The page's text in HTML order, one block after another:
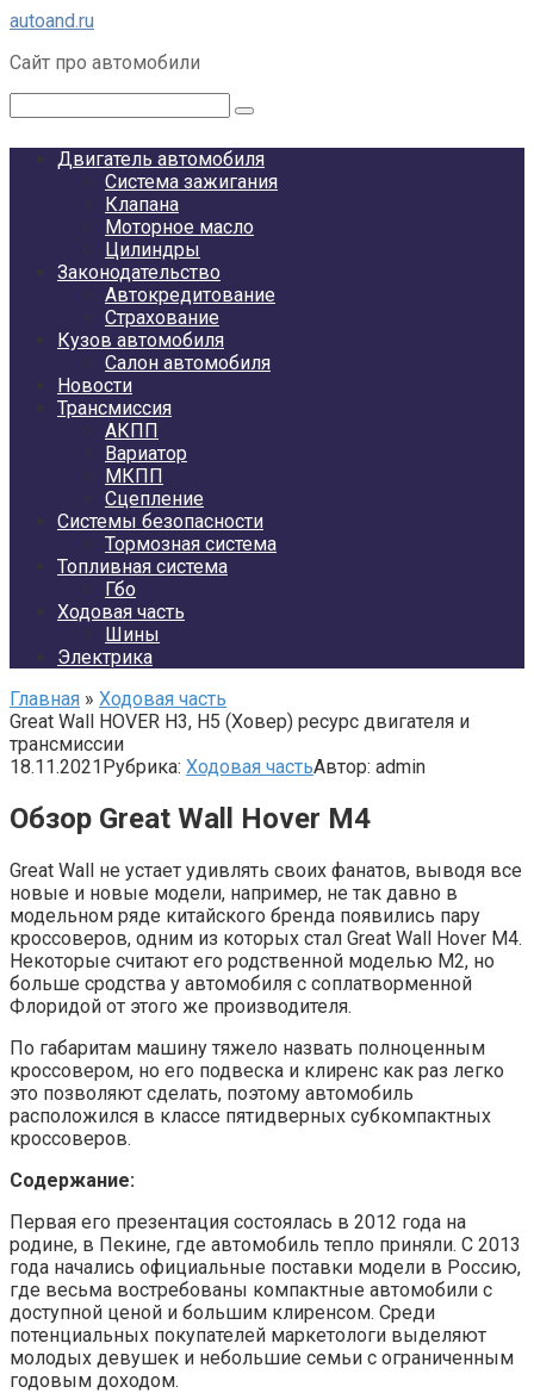
Перейти
контенту
autoand.ru
Сайт про автомобили
Двигатель автомобиля
Система зажигания
Клапана
Моторное масло
Цилиндры
Законодательство
Автокредитование
Страхование
Кузов автомобиля
Салон автомобиля
Новости
Трансмиссия
АКПП
Вариатор
МКПП
Сцепление
Системы безопасности
Тормозная система
Топливная система
Гбо
Ходовая часть
Шины
Электрика
Главная » Ходовая часть
Great Wall HOVER H3, H5 (Ховер) ресурс двигателя и
трансмиссии
18.11.2021Рубрика: Ходовая частьАвтор: admin
Обзор Great Wall Hover M4
Great Wall не устает удивлять своих фанатов, выводя все
новые и новые модели, например, не так давно в
модельном ряде китайского бренда появились пару
кроссоверов, одним из которых стал Great Wall Hover M4.
Некоторые считают его родственной моделью M2, но
больше сродства у автомобиля с соплатворменной
Флоридой от этого же производителя.
По габаритам машину тяжело назвать полноценным
кроссовером, но его подвеска и клиренс как раз легко
это позволяют сделать, поэтому автомобиль
расположился в классе пятидверных субкомпактных
кроссоверов.
Содержание:
Первая его презентация состоялась в 2012 года на
родине, в Пекине, где автомобиль тепло приняли. С 2013
года начались официальные поставки модели в Россию,
где весьма востребованы компактные автомобили с
доступной ценой и большим клиренсом. Среди
потенциальных покупателей маркетологи выделяют
молодых девушек и небольшие семьи с ограниченным
годовым доходом.